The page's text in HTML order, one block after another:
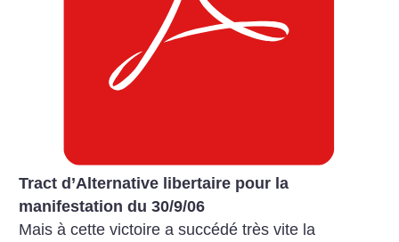
Tract d’Alternative libertaire pour la
manifestation du 30/9/06
Mais à cette victoire a succédé très vite la